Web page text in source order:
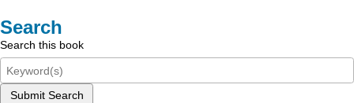
Search
Search this book
Submit Search